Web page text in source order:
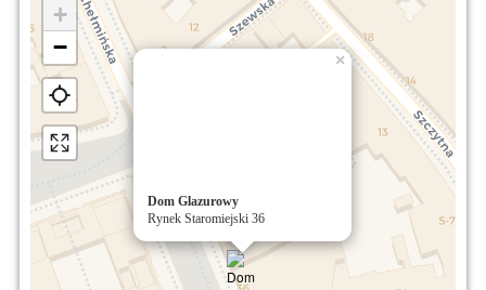
Dom Glazurowy
Rynek Staromiejski 36
×
+
−